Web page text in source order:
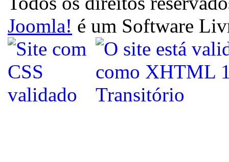
Joomla! é um Software